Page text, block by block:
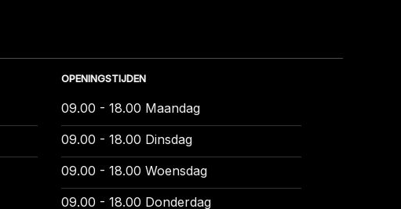
OPENINGSTIJDEN
09.00 - 18.00 Maandag
09.00 - 18.00 Dinsdag
09.00 - 18.00 Woensdag
09.00 - 18.00 Donderdag